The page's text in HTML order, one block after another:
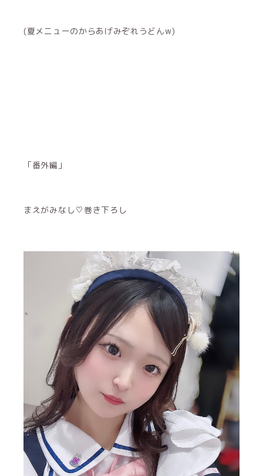
(夏メニューのからあげみぞれうどんw)
「番外編」
まえがみなし♡巻き下ろし